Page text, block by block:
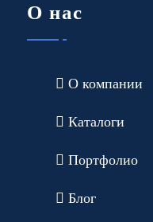
О нас
О компании
Каталоги
Портфолио
Блог